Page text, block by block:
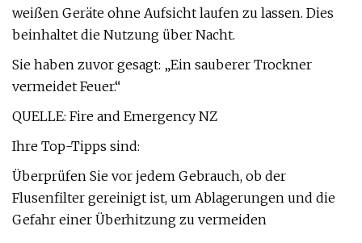
weißen Geräte ohne Aufsicht laufen zu lassen. Dies
beinhaltet die Nutzung über Nacht.
Sie haben zuvor gesagt: „Ein sauberer Trockner
vermeidet Feuer.“
QUELLE: Fire and Emergency NZ
Ihre Top-Tipps sind:
Überprüfen Sie vor jedem Gebrauch, ob der
Flusenfilter gereinigt ist, um Ablagerungen und die
Gefahr einer Überhitzung zu vermeiden